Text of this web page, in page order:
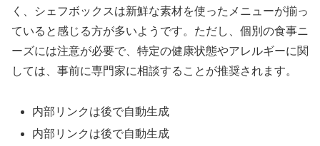
く、シェフボックスは新鮮な素材を使ったメニューが揃っ
ていると感じる方が多いようです。ただし、個別の食事ニ
ーズには注意が必要で、特定の健康状態やアレルギーに関
しては、事前に専門家に相談することが推奨されます。
内部リンクは後で自動生成
内部リンクは後で自動生成